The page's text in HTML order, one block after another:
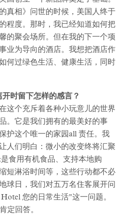
真相》问世的时候，美国人终于
程度。那时，我已经知道如何把
的聚会场所。但在我的下一个项
业为导向的酒店。我想把酒店作
何过绿色生活、健康生活，同时
时留下怎样的感言？
这个充斥着各种小玩意儿的世界
。它是我们拥有的最美好的事
护这个唯一的家园all 责任。我
人们明白：微小的改变终将汇聚
食用有机食品、支持本地购
短淋浴时间等，这些行动都不必
球日，我们对五万名住客展开问
您的日常生活"这一问题。
定回答。